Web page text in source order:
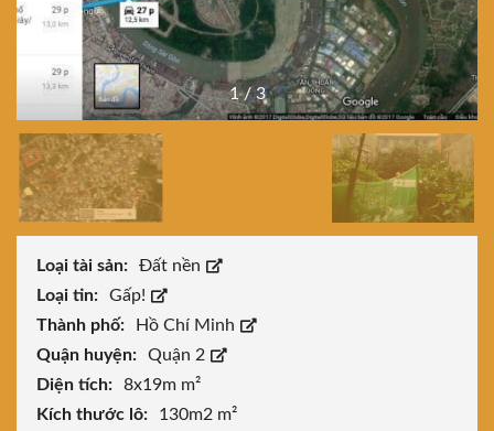
1/3
Loại tài sản:
Đất nền
Loại tin:
Gấp!
Thành phố:
Hồ Chí Minh
Quận huyện:
Quận 2
Diện tích:
8x19m m²
Kích thước lô:
130m2 m²